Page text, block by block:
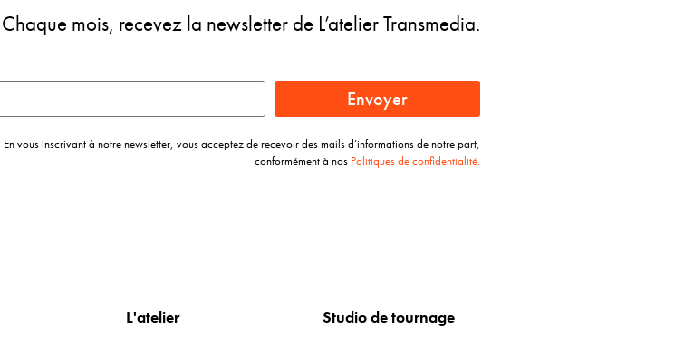
Chaque mois, recevez la newsletter de L’atelier Transmedia.
Envoyer
En vous inscrivant à notre newsletter, vous acceptez de recevoir des mails d’informations de notre part,
conformément à nos Politiques de confidentialité.
L'atelier
Studio de tournage